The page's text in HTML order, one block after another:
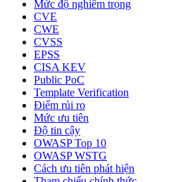
Mức độ nghiêm trọng
CVE
CWE
CVSS
EPSS
CISA KEV
Public PoC
Template Verification
Điểm rủi ro
Mức ưu tiên
Độ tin cậy
OWASP Top 10
OWASP WSTG
Cách ưu tiên phát hiện